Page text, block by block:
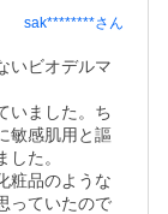
sak********さん
いビオデルマ
いました。ち
敏感肌用と謳
た。
粧品のような
っていたので